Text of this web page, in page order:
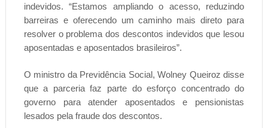
indevidos. “Estamos ampliando o acesso, reduzindo
barreiras e oferecendo um caminho mais direto para
resolver o problema dos descontos indevidos que lesou
aposentadas e aposentados brasileiros”.
O ministro da Previdência Social, Wolney Queiroz disse
que a parceria faz parte do esforço concentrado do
governo para atender aposentados e pensionistas
lesados pela fraude dos descontos.